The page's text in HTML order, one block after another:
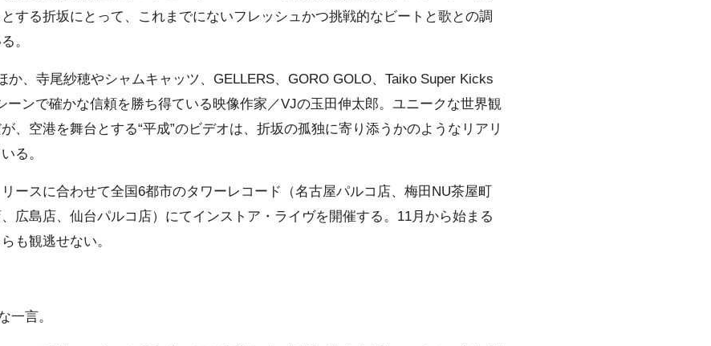
する折坂にとって、これまでにないフレッシュかつ挑戦的なビートと歌との調
。
か、寺尾紗穂やシャムキャッツ、GELLERS、GORO GOLO、Taiko Super Kicks
ーンで確かな信頼を勝ち得ている映像作家／VJの玉田伸太郎。ユニークな世界観
、空港を舞台とする“平成”のビデオは、折坂の孤独に寄り添うかのようなリアリ
る。
ースに合わせて全国6都市のタワーレコード（名古屋パルコ店、梅田NU茶屋町
広島店、仙台パルコ店）にてインストア・ライヴを開催する。11月から始まる
も観逃せない。
一言。